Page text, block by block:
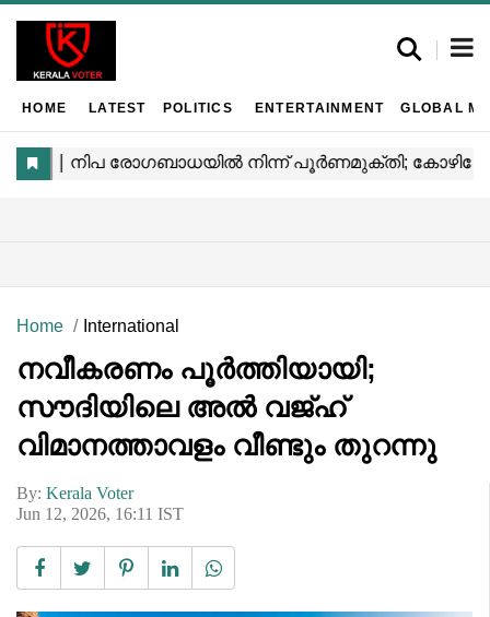
HOME LATEST POLITICS ENTERTAINMENT GLOBAL
Home International
നവീകരണം പൂർത്തിയായി;
സൗദിയിലെ അൽ വജ്ഹ്
വിമാനത്താവളം വീണ്ടും തുറന്നു
By: Kerala Voter
Jun 12, 2026, 16:11 IST